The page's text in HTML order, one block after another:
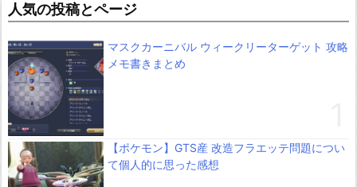
人気の投稿とページ
マスクカーニバル ウィークリーターゲット 攻略
メモ書きまとめ
【ポケモン】GTS産 改造フラエッテ問題につい
て個人的に思った感想